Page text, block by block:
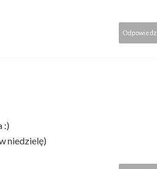
Odpowiedz
:)
niedzielę)